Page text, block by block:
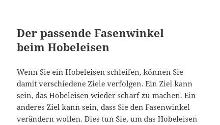
Der passende Fasenwinkel
beim Hobeleisen
Wenn Sie ein Hobeleisen schleifen, können Sie
damit verschiedene Ziele verfolgen. Ein Ziel kann
sein, das Hobeleisen wieder scharf zu machen. Ein
anderes Ziel kann sein, dass Sie den Fasenwinkel
verändern wollen. Dies tun Sie, um das Hobeleisen